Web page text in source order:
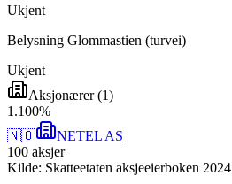
Ukjent
Belysning Glommastien (turvei)
Ukjent
Aksjonærer(1)
1 .100%
🇳🇴
NETEL AS
100 aksjer
Kilde: Skatteetaten aksjeeierboken 2024